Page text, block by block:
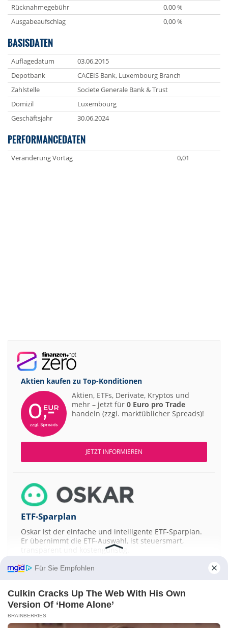
Rücknahmegebühr
0,00 %
Ausgabeaufschlag
0,00 %
BASISDATEN
Auflagedatum
03.06.2015
Depotbank
CACEIS Bank, Luxembourg Branch
Zahlstelle
Societe Generale Bank & Trust
Domizil
Luxembourg
Geschäftsjahr
30.06.2024
PERFORMANCEDATEN
Veränderung Vortag 0,01
Aktien kaufen zu Top-Konditionen
Aktien, ETFs, Derivate, Kryptos und
mehr – jetzt für 0 Euro pro Trade
handeln (zzgl. marktüblicher Spreads)!
JETZT INFORMIEREN
ETF-Sparplan
Oskar ist der einfache und intelligente ETF-Sparplan.
Er übernimmt die ETF-Auswahl, ist steuersmart,
transparent und kostengünstig.
JETZT MEHR ERFAHREN
Für Sie Empfohlen
Culkin Cracks Up The Web With His Own
Version Of ‘Home Alone’
BRAINBERRIES